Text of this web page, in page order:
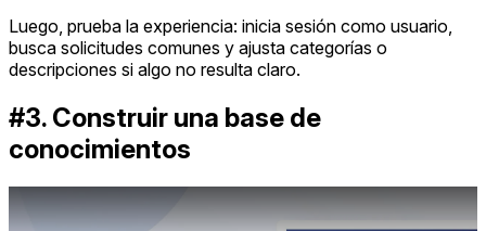
Luego, prueba la experiencia: inicia sesión como usuario,
busca solicitudes comunes y ajusta categorías o
descripciones si algo no resulta claro.
#3. Construir una base de
conocimientos